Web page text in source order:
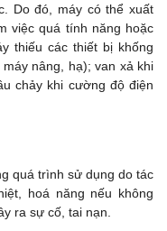
Do đó, máy có thể xuất
việc quá tính năng hoặc
thiếu các thiết bị khống
nâng, hạ); van xả khi
chảy khi cường độ điện
quá trình sử dụng do tác
hoá năng nếu không
ra sự cố, tai nạn.